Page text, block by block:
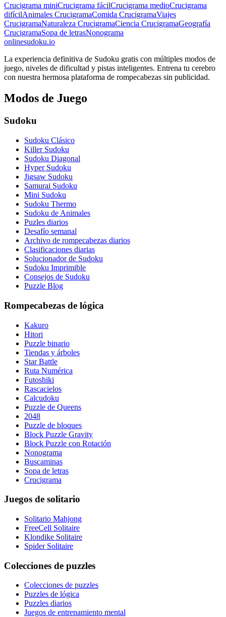
Crucigrama miniCrucigrama fácilCrucigrama medioCrucigrama
difícilAnimales CrucigramaComida CrucigramaViajes
CrucigramaNaturaleza CrucigramaCiencia CrucigramaGeografía
CrucigramaSopa de letrasNonograma
onlinesudoku.io
La experiencia definitiva de Sudoku gratis con múltiples modos de
juego, niveles de dificultad y pistas inteligentes. Entrena tu cerebro
con nuestra hermosa plataforma de rompecabezas sin publicidad.
Modos de Juego
Sudoku
Sudoku Clásico
Killer Sudoku
Sudoku Diagonal
Hyper Sudoku
Jigsaw Sudoku
Samurai Sudoku
Mini Sudoku
Sudoku Thermo
Sudoku de Animales
Puzles diarios
Desafío semanal
Archivo de rompecabezas diarios
Clasificaciones diarias
Solucionador de Sudoku
Sudoku Imprimible
Consejos de Sudoku
Puzzle Blog
Rompecabezas de lógica
Kakuro
Hitori
Puzzle binario
Tiendas y árboles
Star Battle
Ruta Numérica
Futoshiki
Rascacielos
Calcudoku
Puzzle de Queens
2048
Puzzle de bloques
Block Puzzle Gravity
Block Puzzle con Rotación
Nonograma
Buscaminas
Sopa de letras
Crucigrama
Juegos de solitario
Solitario Mahjong
FreeCell Solitaire
Klondike Solitaire
Spider Solitaire
Colecciones de puzzles
Colecciones de puzzles
Puzzles de lógica
Puzzles diarios
Juegos de entrenamiento mental